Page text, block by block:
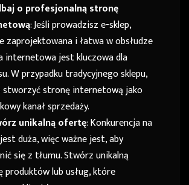
o profesjonalną stronę
: Jeśli prowadzisz e-sklep,
zaprojektowana i łatwa w obsłudze
internetowa jest kluczowa dla
W przypadku tradycyjnego sklepu,
stronę internetową jako
kanał sprzedaży.
unikalną ofertę: Konkurencja na
duża, więc ważne jest, aby
się z tłumu. Stwórz unikalną
lub usług, które